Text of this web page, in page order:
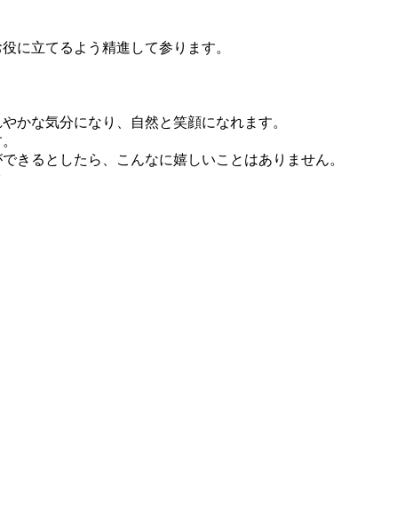
に立てるよう精進して参ります。
かな気分になり、自然と笑顔になれます。
きるとしたら、こんなに嬉しいことはありません。